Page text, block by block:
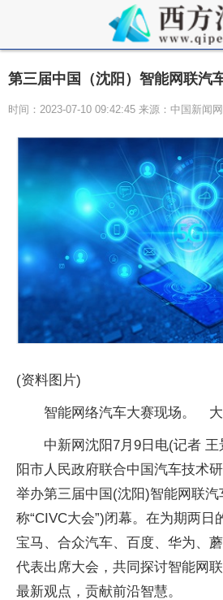
第三届中国（沈阳）智能网联汽
时间：2023-07-10 09:42:45 来源：中国新闻网
(资料图片)
智能网络汽车大赛现场。
中新网沈阳7月9日电(记者
阳市人民政府联合中国汽车技术
举办第三届中国(沈阳)智能网联
称“CIVC大会”)闭幕。在为期两日
宝马、合众汽车、百度、华为、
代表出席大会，共同探讨智能网
最新观点，贡献前沿智慧。